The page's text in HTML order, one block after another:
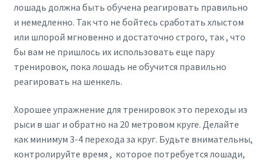
лошадь должна быть обучена реагировать правильно
и немедленно. Так что не бойтесь сработать хлыстом
или шпорой мгновенно и достаточно строго, так , что
бы вам не пришлось их использовать еще пару
тренировок, пока лошадь не обучится правильно
реагировать на шенкель.
Хорошее упражнение для тренировок это переходы из
рыси в шаг и обратно на 20 метровом круге. Делайте
как минимум 3-4 перехода за круг. Будьте внимательны,
контролируйте время , которое потребуется лошади,